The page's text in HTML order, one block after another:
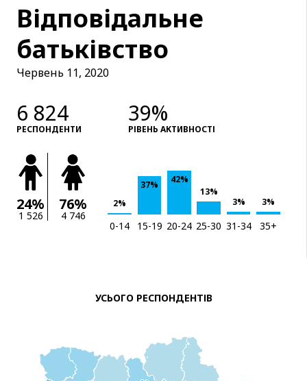
Відповідальне
батьківство
Червень 11, 2020
6 824
РЕСПОНДЕНТИ
39%
РІВЕНЬ АКТИВНОСТІ
24%
1 526
76%
4 746
2%
37%
42%
13%
3%
3%
0-14 15-19 20-24 25-30 31-34 35+
УСЬОГО РЕСПОНДЕНТІВ